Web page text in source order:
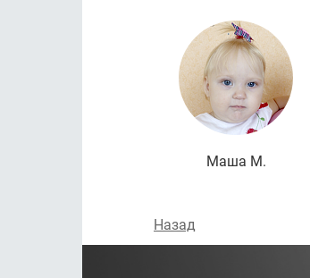
Маша М.
Назад